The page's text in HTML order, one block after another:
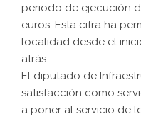
periodo de ejecución
euros. Esta cifra ha
localidad desde el
atrás.
El diputado de
satisfacción como
a poner al servicio de